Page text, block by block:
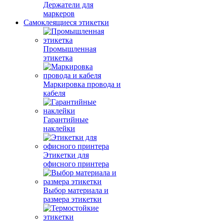
Держатели для
маркеров
Самоклеящиеся этикетки
Промышленная
этикетка
Маркировка провода и
кабеля
Гарантийные
наклейки
Этикетки для
офисного принтера
Выбор материала и
размера этикетки